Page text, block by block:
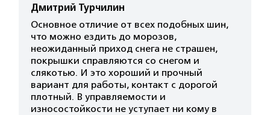
Дмитрий Турчилин
Основное отличие от всех подобных шин,
что можно ездить до морозов,
неожиданный приход снега не страшен,
покрышки справляются со снегом и
слякотью. И это хороший и прочный
вариант для работы, контакт с дорогой
плотный. В управляемости и
износостойкости не уступает ни кому в